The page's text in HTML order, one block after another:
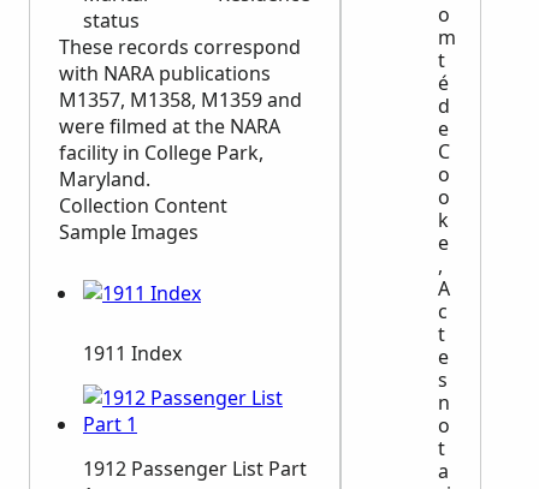
status
These records correspond
with NARA publications
M1357, M1358, M1359 and
were filmed at the NARA
facility in College Park,
Maryland.
Collection Content
Sample Images
1911 Index
1912 Passenger List Part
o
m
t
é
d
e
C
o
o
k
e
,
A
c
t
e
s
n
o
t
a